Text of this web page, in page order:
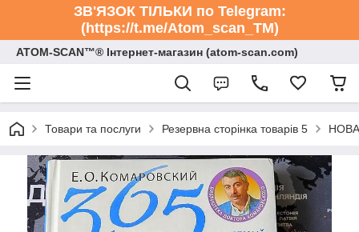
ЗВ'ЯЗОК ТІЛЬКИ по Telegram:
(https://t.me/Atom_scan_TM)
ATOM-SCAN™® Інтернет-магазин (atom-scan.com)
Товари та послуги Резервна сторінка товарів 5 НОВА